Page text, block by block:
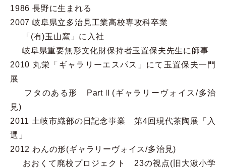
1986 長野に生まれる
2007 岐阜県立多治見工業高校専攻科卒業
「(有)玉山窯」に入社
岐阜県重要無形文化財保持者玉置保夫先生に師事
2010 丸栄「ギャラリーエスパス」にて玉置保夫一門
展
フタのある形 PartⅡ(ギャラリーヴォイス/多治
見)
2011 土岐市織部の日記念事業 第4回現代茶陶展「入
選」
2012 わんの形(ギャラリーヴォイス/多治見)
おおくて廃校プロジェクト 23の視点(旧大湫小学